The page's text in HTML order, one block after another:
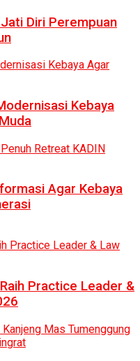
Diri Perempuan
Kebaya
Agar Kebaya
Practice Leader &